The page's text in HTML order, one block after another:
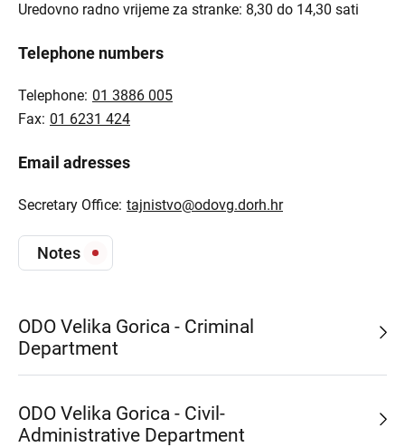
Uredovno radno vrijeme za stranke: 8,30 do 14,30 sati
Telephone numbers
Telephone: 01 3886 005
Fax: 01 6231 424
Email adresses
Secretary Office: tajnistvo@odovg.dorh.hr
Notes
ODO Velika Gorica - Criminal
Department
ODO Velika Gorica - Civil-
Administrative Department